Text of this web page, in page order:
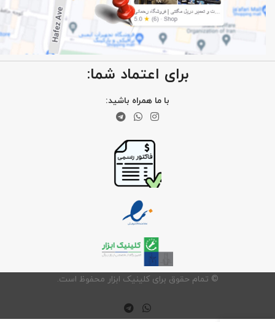
برای اعتماد شما:
با ما همراه باشید:
©️ تمام حقوق برای کلینیک ابزار محفوظ است.